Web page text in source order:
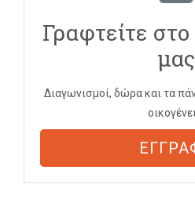
Γραφτείτε
μας
Διαγωνισμοί, δώρα και τα